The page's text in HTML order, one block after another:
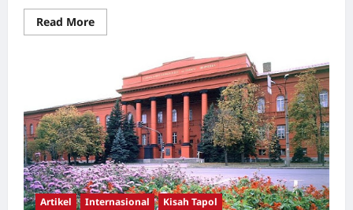
Read MoreRead
more
Kereta
Moscow
ke
Berlin
[3]
Artikel Internasional Kisah Tapol